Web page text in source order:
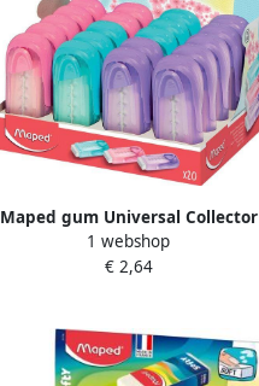
Maped gum Universal Collector
pastel kleuren
1 webshop
€ 2,64